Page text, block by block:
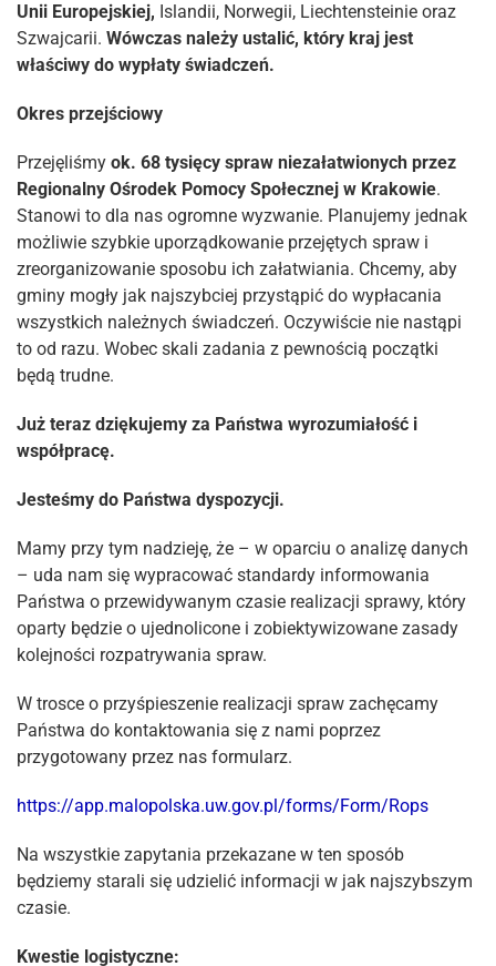
Unii Europejskiej, Islandii, Norwegii, Liechtensteinie oraz
Szwajcarii. Wówczas należy ustalić, który kraj jest
właściwy do wypłaty świadczeń.
Okres przejściowy
Przejęliśmy ok. 68 tysięcy spraw niezałatwionych przez
Regionalny Ośrodek Pomocy Społecznej w Krakowie.
Stanowi to dla nas ogromne wyzwanie. Planujemy jednak
możliwie szybkie uporządkowanie przejętych spraw i
zreorganizowanie sposobu ich załatwiania. Chcemy, aby
gminy mogły jak najszybciej przystąpić do wypłacania
wszystkich należnych świadczeń. Oczywiście nie nastąpi
to od razu. Wobec skali zadania z pewnością początki
będą trudne.
Już teraz dziękujemy za Państwa wyrozumiałość i
współpracę.
Jesteśmy do Państwa dyspozycji.
Mamy przy tym nadzieję, że – w oparciu o analizę danych
– uda nam się wypracować standardy informowania
Państwa o przewidywanym czasie realizacji sprawy, który
oparty będzie o ujednolicone i zobiektywizowane zasady
kolejności rozpatrywania spraw.
W trosce o przyśpieszenie realizacji spraw zachęcamy
Państwa do kontaktowania się z nami poprzez
przygotowany przez nas formularz.
https://app.malopolska.uw.gov.pl/forms/Form/Rops
Na wszystkie zapytania przekazane w ten sposób
będziemy starali się udzielić informacji w jak najszybszym
czasie.
Kwestie logistyczne: